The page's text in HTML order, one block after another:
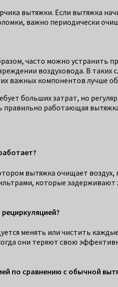
вытяжки. Если вытяжка
важно периодически
часто можно устранить
воздуховода. В
важных компонентов лучше
больших затрат, но
работающая
вытяжка очищает
которые
менять или чистить
они теряют свою
по сравнению с обычной